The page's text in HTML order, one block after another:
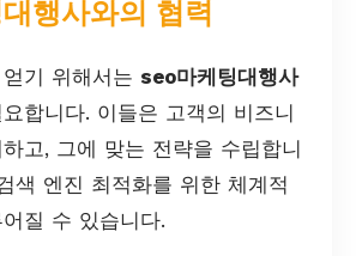
행사와의 협력
기 위해서는 seo마케팅대행사
합니다. 이들은 고객의 비즈니
고, 그에 맞는 전략을 수립합니
색 엔진 최적화를 위한 체계적
질 수 있습니다.